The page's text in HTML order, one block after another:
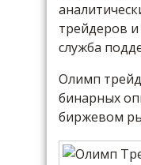
трейдеров
служба
Олимп
бинарных
биржевом